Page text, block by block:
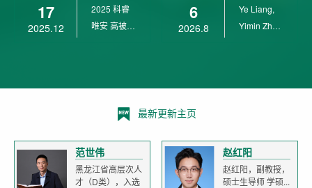
17
2025.12
2025 科睿
唯安 高被引
6
2026.8
Ye Liang,
Yimin Zhu,
最新更新主页
范世伟
黑龙江省高层次人
才（D类），入选
赵红阳
赵红阳，副教授，
硕士生导师 学硕...